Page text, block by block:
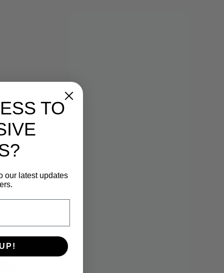
TO
our latest updates